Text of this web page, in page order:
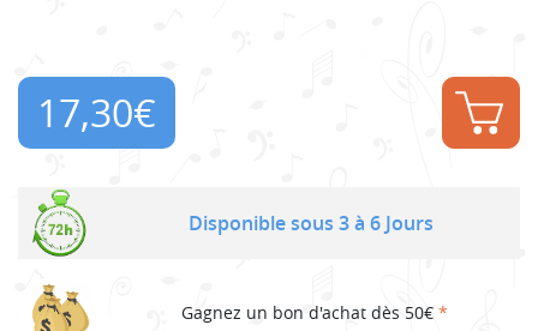
17,30€
Disponible sous 3 à 6 Jours
Gagnez un bon d'achat dès 50€ *